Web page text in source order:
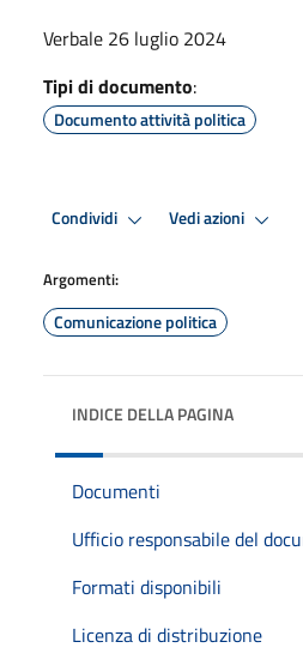
Verbale 26 luglio 2024
Tipi di documento:
Documento attività politica
Condividi Vedi azioni
Argomenti:
Comunicazione politica
INDICE DELLA PAGINA
Documenti
Ufficio responsabile del
Formati disponibili
Licenza di distribuzione